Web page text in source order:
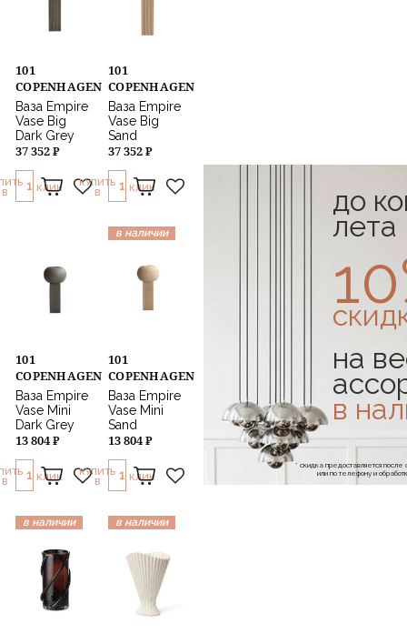
101
COPENHAGEN
Ваза Empire
Vase Big
Dark Grey
37 352 ₽
В
1 КЛИК
101
COPENHAGEN
Ваза Empire
Vase Big
Sand
37 352 ₽
КУПИТЬ
В
1 КЛИК
101
COPENHAGEN
Ваза Empire
Vase Mini
Dark Grey
13 804 ₽
В
1 КЛИК
в наличии
101
COPENHAGEN
Ваза Empire
Vase Mini
Sand
13 804 ₽
КУПИТЬ
В
1 КЛИК
в наличии в наличии
до
лета
на
в
* скидка предоставляется
или по телефону и